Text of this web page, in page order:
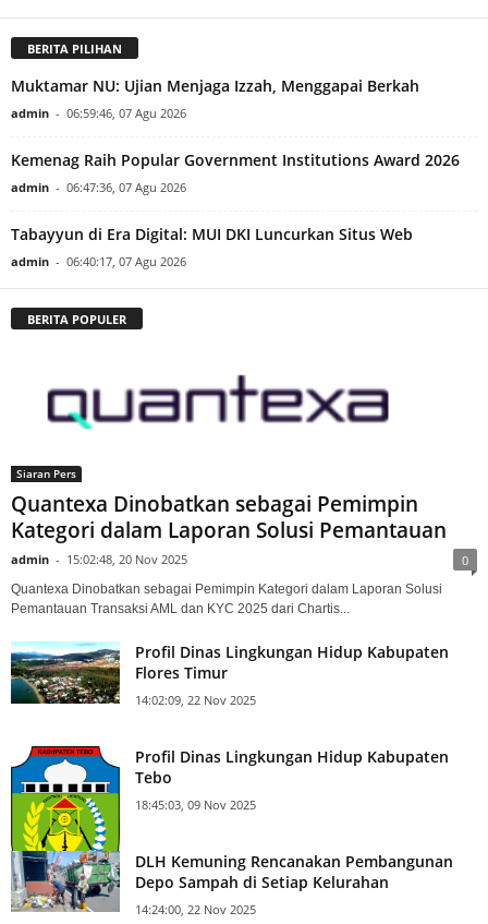
BERITA PILIHAN
Muktamar NU: Ujian Menjaga Izzah, Menggapai Berkah
admin - 06:59:46, 07 Agu 2026
Kemenag Raih Popular Government Institutions Award 2026
admin - 06:47:36, 07 Agu 2026
Tabayyun di Era Digital: MUI DKI Luncurkan Situs Web
admin - 06:40:17, 07 Agu 2026
BERITA POPULER
Siaran Pers
Quantexa Dinobatkan sebagai Pemimpin
Kategori dalam Laporan Solusi Pemantauan
admin - 15:02:48, 20 Nov 2025 0
Quantexa Dinobatkan sebagai Pemimpin Kategori dalam Laporan Solusi
Pemantauan Transaksi AML dan KYC 2025 dari Chartis...
Profil Dinas Lingkungan Hidup Kabupaten
Flores Timur
14:02:09, 22 Nov 2025
Profil Dinas Lingkungan Hidup Kabupaten
Tebo
18:45:03, 09 Nov 2025
DLH Kemuning Rencanakan Pembangunan
Depo Sampah di Setiap Kelurahan
14:24:00, 22 Nov 2025